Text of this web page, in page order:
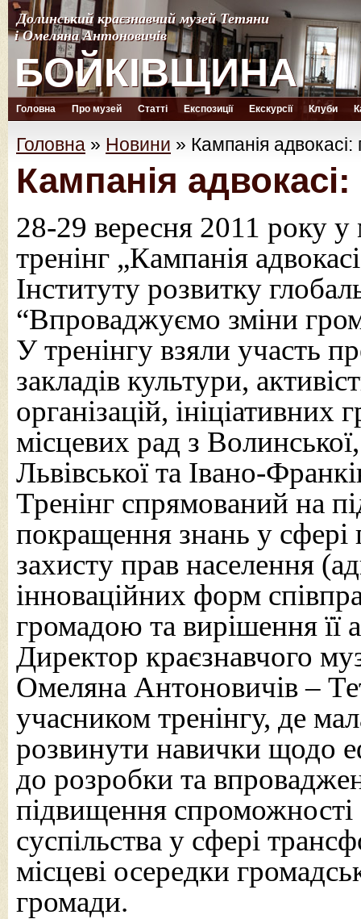
Долинський краєзнавчий музей Тетяни
і Омеляна Антоновичів
БОЙКІВЩИНА
Долинський краєзнавчий музей Тетяни
і Омеляна Антоновичів
БОЙКІВЩИНА
Головна Про музей Статті Експозиції Екскурсії Клуби
Головна » Новини » Кампанія адвокасі:
Кампанія
28-29 вересня 2011 року
тренінг „Кампанія
Інституту розвитку
“Впроваджуємо зміни
У тренінгу взяли участь
закладів культури,
організацій, ініціативних
місцевих рад з
Львівської та Івано-
Тренінг спрямований на
покращення знань у сфері
захисту прав населення
інноваційних форм
громадою та вирішення її
Директор краєзнавчого
Омеляна Антоновичів –
учасником тренінгу, де
розвинути навички щодо
до розробки та
підвищення спроможності
суспільства у сфері
місцеві осередки
громади.